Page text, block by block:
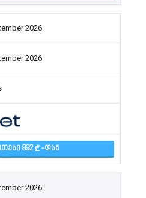
2026
2026
892 -ᲓᲐᲜ
2026